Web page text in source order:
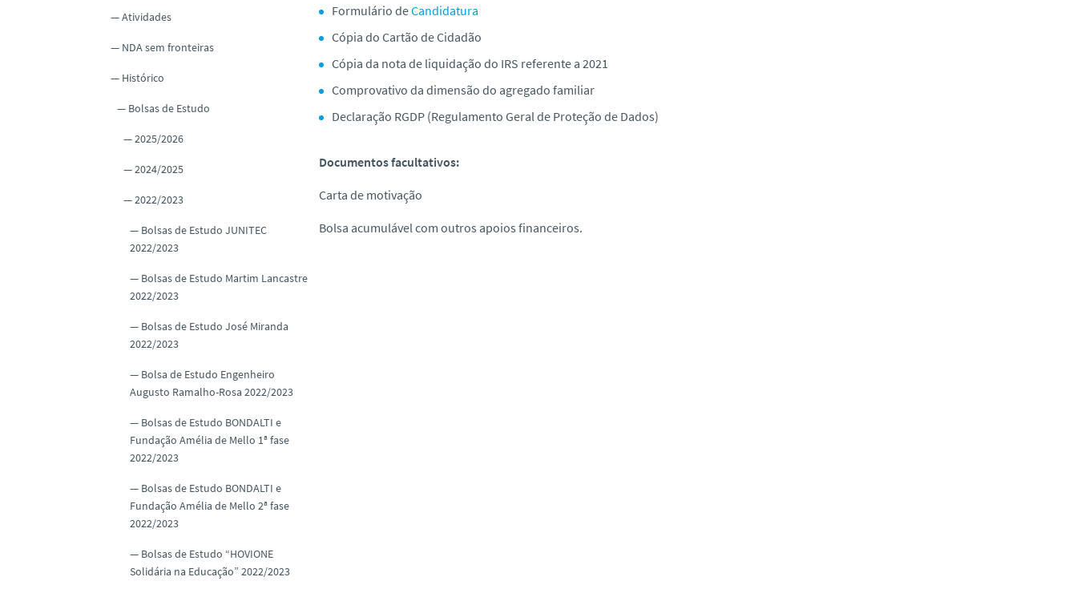
Atividades
NDA sem fronteiras
Histórico
Bolsas de Estudo
2025/2026
2024/2025
2022/2023
Bolsas de Estudo JUNITEC
2022/2023
Bolsas de Estudo Martim Lancastre
2022/2023
Bolsas de Estudo José Miranda
2022/2023
Bolsa de Estudo Engenheiro
Augusto Ramalho-Rosa 2022/2023
Bolsas de Estudo BONDALTI e
Fundação Amélia de Mello 1ª fase
2022/2023
Bolsas de Estudo BONDALTI e
Fundação Amélia de Mello 2ª fase
2022/2023
Bolsas de Estudo “HOVIONE
Solidária na Educação” 2022/2023
Formulário deCandidatura
Cópia do Cartão de Cidadão
Cópia da nota de liquidação do IRS referente a 2021
Comprovativo da dimensão do agregado familiar
Declaração RGDP (Regulamento Geral de Proteção de Dados)
Documentos facultativos:
Carta de motivação
Bolsa acumulável com outros apoios financeiros.